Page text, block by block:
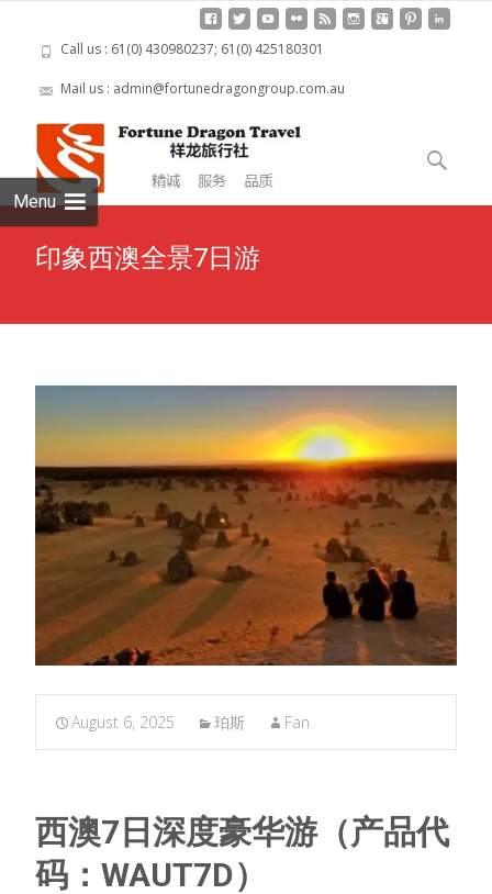
Call us : 61(0) 430980237; 61(0) 425180301
Mail us : admin@fortunedragongroup.com.au
Menu
content
Search
印象西澳全景7日游
August 6, 2025 珀斯 Fan
西澳7日深度豪华游（产品代
码：WAUT7D）